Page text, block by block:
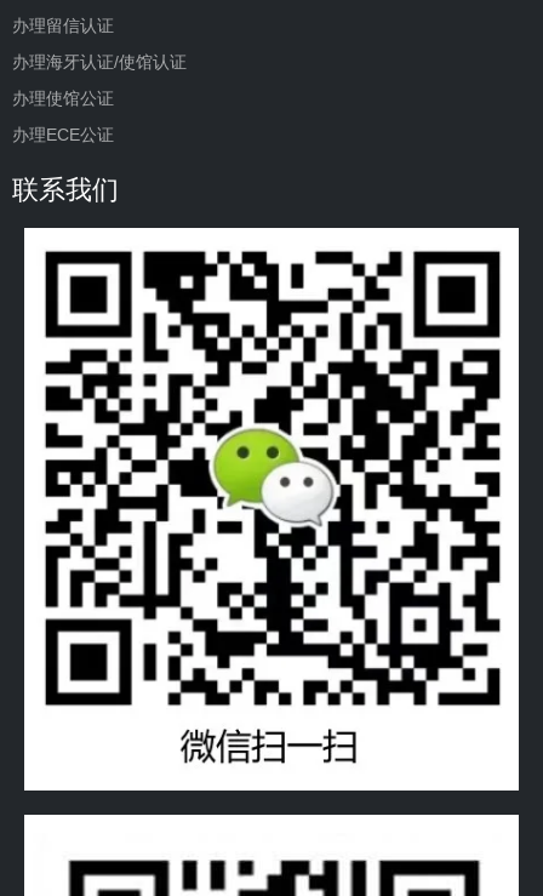
办理留信认证
办理海牙认证/使馆认证
办理使馆公证
办理ECE公证
联系我们